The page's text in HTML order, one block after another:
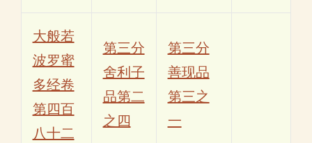
大般若
波罗蜜
多经卷
第四百
八十二
第三分
舍利子
品第二
之四
第三分
善现品
第三之
一